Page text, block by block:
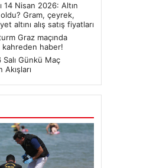
14 Nisan 2026: Altın
Gram, çeyrek,
altını alış satış fiyatları
Graz maçında
kahreden haber!
Günkü Maç
Akışları